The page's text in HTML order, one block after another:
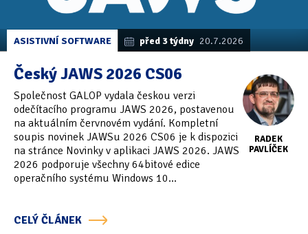
ASISTIVNÍ SOFTWARE před 3 týdny 20.7.2026
RADEK
PAVLÍČEK
Český JAWS 2026 CS06
Společnost GALOP vydala českou verzi
odečítacího programu JAWS 2026, postavenou
na aktuálním červnovém vydání. Kompletní
soupis novinek JAWSu 2026 CS06 je k dispozici
na stránce Novinky v aplikaci JAWS 2026. JAWS
2026 podporuje všechny 64bitové edice
operačního systému Windows 10...
CELÝ ČLÁNEK